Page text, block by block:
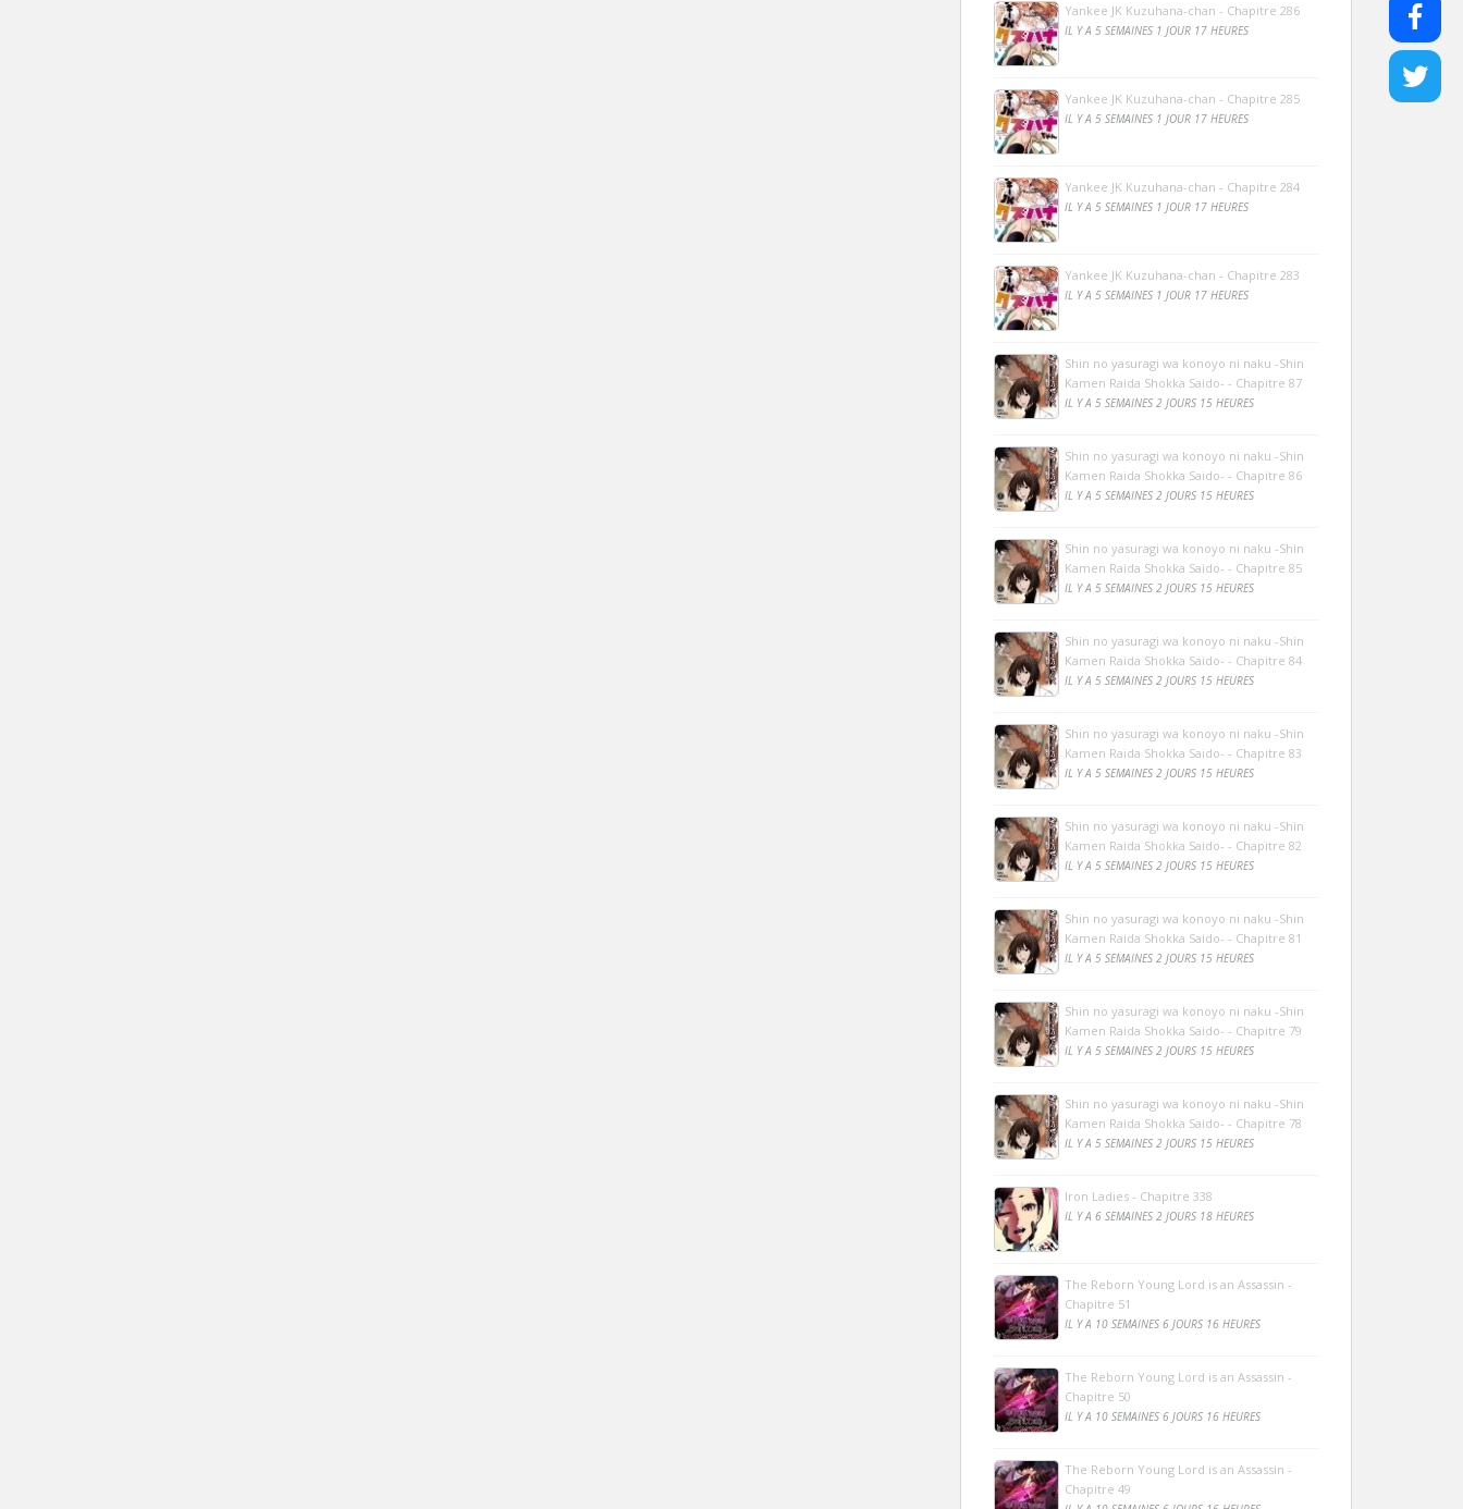
Yankee JK Kuzuhana-chan - Chapitre 286
IL Y A 5 SEMAINES 1 JOUR 17 HEURES
Yankee JK Kuzuhana-chan - Chapitre 285
IL Y A 5 SEMAINES 1 JOUR 17 HEURES
Yankee JK Kuzuhana-chan - Chapitre 284
IL Y A 5 SEMAINES 1 JOUR 17 HEURES
Yankee JK Kuzuhana-chan - Chapitre 283
IL Y A 5 SEMAINES 1 JOUR 17 HEURES
Shin no yasuragi wa konoyo ni naku -Shin
Kamen Raida Shokka Saido- - Chapitre 87
IL Y A 5 SEMAINES 2 JOURS 15 HEURES
Shin no yasuragi wa konoyo ni naku -Shin
Kamen Raida Shokka Saido- - Chapitre 86
IL Y A 5 SEMAINES 2 JOURS 15 HEURES
Shin no yasuragi wa konoyo ni naku -Shin
Kamen Raida Shokka Saido- - Chapitre 85
IL Y A 5 SEMAINES 2 JOURS 15 HEURES
Shin no yasuragi wa konoyo ni naku -Shin
Kamen Raida Shokka Saido- - Chapitre 84
IL Y A 5 SEMAINES 2 JOURS 15 HEURES
Shin no yasuragi wa konoyo ni naku -Shin
Kamen Raida Shokka Saido- - Chapitre 83
IL Y A 5 SEMAINES 2 JOURS 15 HEURES
Shin no yasuragi wa konoyo ni naku -Shin
Kamen Raida Shokka Saido- - Chapitre 82
IL Y A 5 SEMAINES 2 JOURS 15 HEURES
Shin no yasuragi wa konoyo ni naku -Shin
Kamen Raida Shokka Saido- - Chapitre 81
IL Y A 5 SEMAINES 2 JOURS 15 HEURES
Shin no yasuragi wa konoyo ni naku -Shin
Kamen Raida Shokka Saido- - Chapitre 79
IL Y A 5 SEMAINES 2 JOURS 15 HEURES
Shin no yasuragi wa konoyo ni naku -Shin
Kamen Raida Shokka Saido- - Chapitre 78
IL Y A 5 SEMAINES 2 JOURS 15 HEURES
Iron Ladies - Chapitre 338
IL Y A 6 SEMAINES 2 JOURS 18 HEURES
The Reborn Young Lord is an Assassin -
Chapitre 51
IL Y A 10 SEMAINES 6 JOURS 16 HEURES
The Reborn Young Lord is an Assassin -
Chapitre 50
IL Y A 10 SEMAINES 6 JOURS 16 HEURES
The Reborn Young Lord is an Assassin -
Chapitre 49